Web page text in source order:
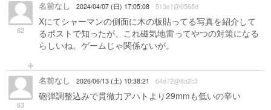
62
名前なし 2024/04/07 (日) 17:05:08 513e1@0565d
Xにてシャーマンの側面に木の板貼ってる写真を紹介して
るポストで知ったが、これ磁気地雷ってやつの対策になる
らしいね。ゲームじゃ関係ないが。
63
名前なし 2026/06/13 (土) 10:38:21 64d72@8a2c3
砲弾調整込みで貫徹力アハトより29mmも低いの辛い